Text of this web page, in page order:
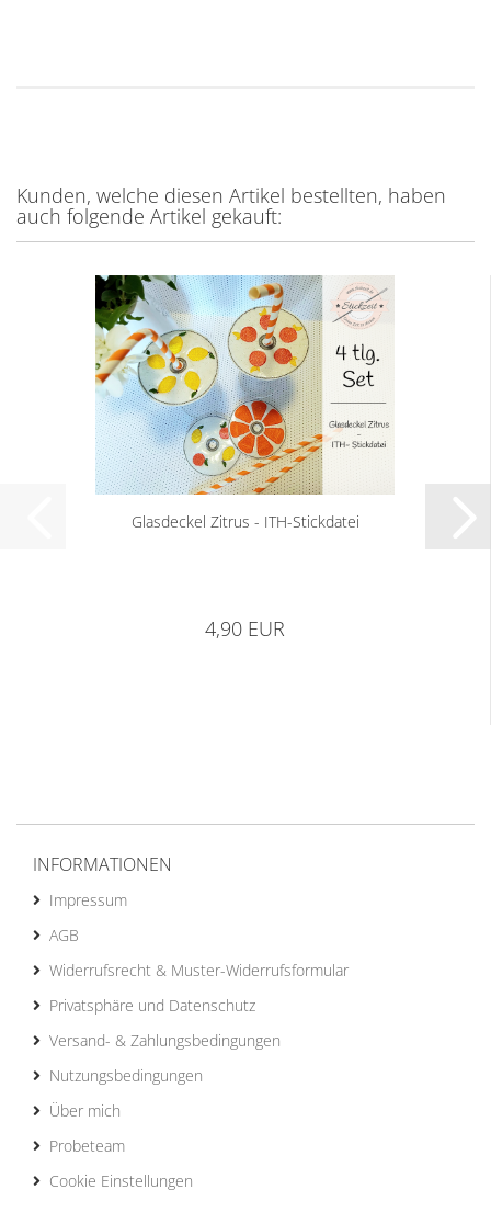
Kunden, welche diesen Artikel bestellten, haben
auch folgende Artikel gekauft:
Glasdeckel Zitrus - ITH-Stickdatei
4,90 EUR
INFORMATIONEN
Impressum
AGB
Widerrufsrecht & Muster-Widerrufsformular
Privatsphäre und Datenschutz
Versand- & Zahlungsbedingungen
Nutzungsbedingungen
Über mich
Probeteam
Cookie Einstellungen